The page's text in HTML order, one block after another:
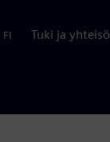
FI Tuki ja yhteisö